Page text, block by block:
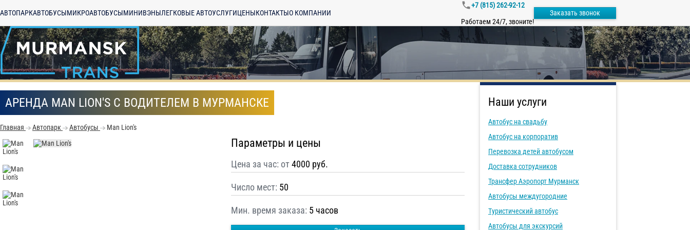
АВТОПАРКАВТОБУСЫМИКРОАВТОБУСЫМИНИВЭНЫЛЕГКОВЫЕ АВТОУСЛУГИЦЕНЫКОНТАКТЫО КОМПАНИИ
+7 (815) 262-92-12
Работаем 24/7, звоните!
Заказать звонок
АРЕНДА MAN LION'S С ВОДИТЕЛЕМ В МУРМАНСКЕ
Главная Автопарк Автобусы Man Lion's
Параметры и цены
Цена за час: от4000 руб.
Число мест: 50
Мин. время заказа: 5 часов
Наши услуги
Автобус на свадьбу
Автобус на корпоратив
Перевозка детей автобусом
Доставка сотрудников
Трансфер Аэропорт Мурманск
Автобусы междугородние
Туристический автобус
Автобусы для экскурсий
Политикой конфиденциальностиознакомлен(а), даю